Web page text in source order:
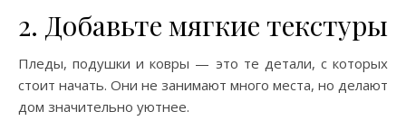
2. Добавьте мягкие текстуры
Пледы, подушки и ковры — это те детали, с которых
стоит начать. Они не занимают много места, но делают
дом значительно уютнее.